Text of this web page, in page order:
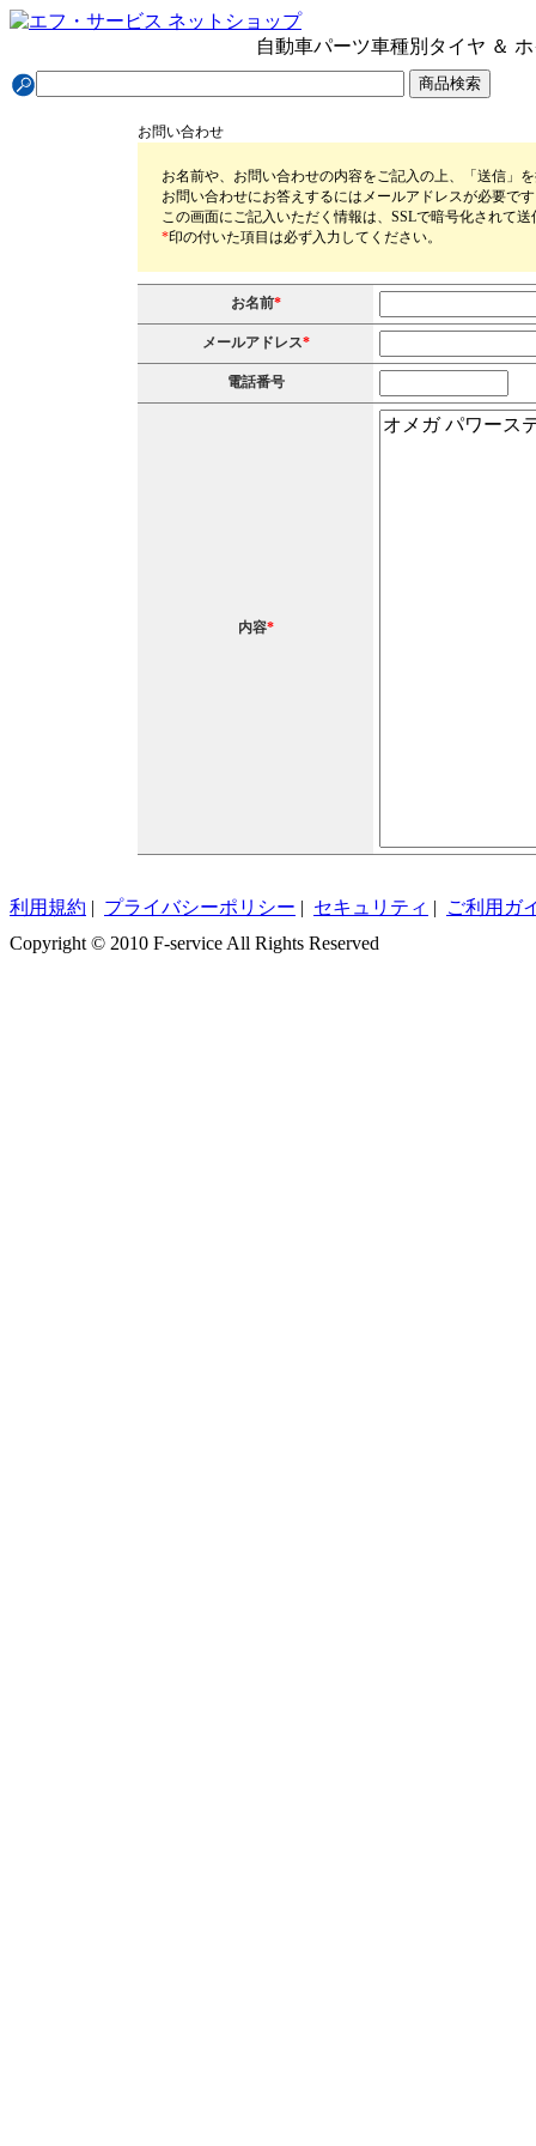
自動車パーツ車種別 タイヤ ＆
お問い合わせ
お名前や、お問い合わせの内容をご記入の上、「送信」
お問い合わせにお答えするにはメールアドレスが必要で
この画面にご記入いただく情報は、SSLで暗号化されて
*印の付いた項目は必ず入力してください。
お名前*
メールアドレス*
電話番号
内容*
利用規約 | プライバシーポリシー | セキュリティ |
ご利用ガ
Copyright © 2010 F-service All Rights Reserved